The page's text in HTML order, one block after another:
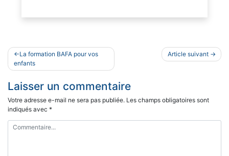
Navigation
de
l’article
La formation BAFA pour vos
enfants
Article suivant
Laisser un commentaire
Votre adresse e-mail ne sera pas publiée. Les champs obligatoires sont
indiqués avec *